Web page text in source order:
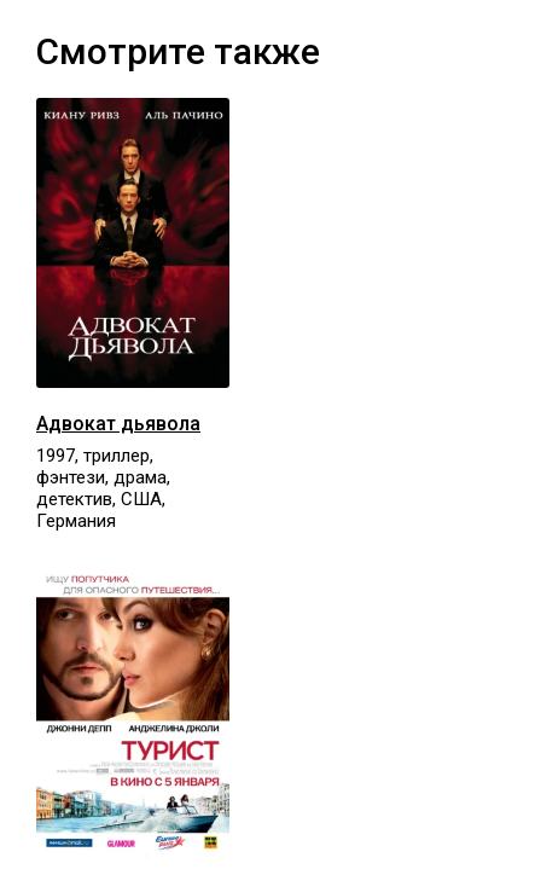
Смотрите также
Адвокат дьявола
1997, триллер,
фэнтези, драма,
детектив, США,
Германия